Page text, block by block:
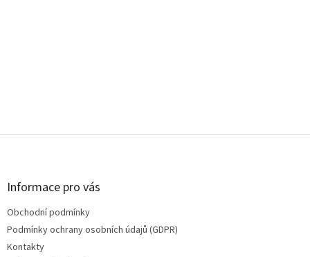
Z
Informace pro vás
Obchodní podmínky
Podmínky ochrany osobních údajů (GDPR)
Kontakty